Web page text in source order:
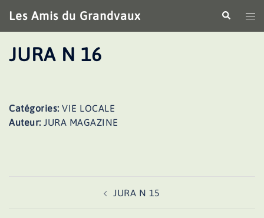
au
contenu
Les Amis du Grandvaux
le
JURA N 16
Catégories: VIE LOCALE
Auteur: JURA MAGAZINE
JURA N 15